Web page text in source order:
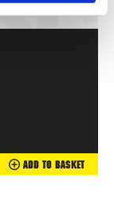
Add To Basket